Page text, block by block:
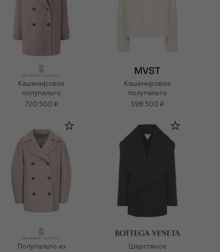
Кашемировое
полупальто
720 500 ₽
Кашемировое
полупальто
398 500 ₽
Полупальто из
Шерстяное